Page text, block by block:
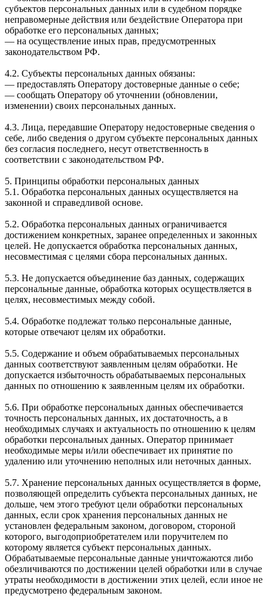
субъектов персональных данных или в судебном порядке
неправомерные действия или бездействие Оператора при
обработке его персональных данных;
— на осуществление иных прав, предусмотренных
законодательством РФ.
4.2. Субъекты персональных данных обязаны:
— предоставлять Оператору достоверные данные о себе;
— сообщать Оператору об уточнении (обновлении,
изменении) своих персональных данных.
4.3. Лица, передавшие Оператору недостоверные сведения о
себе, либо сведения о другом субъекте персональных данных
без согласия последнего, несут ответственность в
соответствии с законодательством РФ.
5. Принципы обработки персональных данных
5.1. Обработка персональных данных осуществляется на
законной и справедливой основе.
5.2. Обработка персональных данных ограничивается
достижением конкретных, заранее определенных и законных
целей. Не допускается обработка персональных данных,
несовместимая с целями сбора персональных данных.
5.3. Не допускается объединение баз данных, содержащих
персональные данные, обработка которых осуществляется в
целях, несовместимых между собой.
5.4. Обработке подлежат только персональные данные,
которые отвечают целям их обработки.
5.5. Содержание и объем обрабатываемых персональных
данных соответствуют заявленным целям обработки. Не
допускается избыточность обрабатываемых персональных
данных по отношению к заявленным целям их обработки.
5.6. При обработке персональных данных обеспечивается
точность персональных данных, их достаточность, а в
необходимых случаях и актуальность по отношению к целям
обработки персональных данных. Оператор принимает
необходимые меры и/или обеспечивает их принятие по
удалению или уточнению неполных или неточных данных.
5.7. Хранение персональных данных осуществляется в форме,
позволяющей определить субъекта персональных данных, не
дольше, чем этого требуют цели обработки персональных
данных, если срок хранения персональных данных не
установлен федеральным законом, договором, стороной
которого, выгодоприобретателем или поручителем по
которому является субъект персональных данных.
Обрабатываемые персональные данные уничтожаются либо
обезличиваются по достижении целей обработки или в случае
утраты необходимости в достижении этих целей, если иное не
предусмотрено федеральным законом.